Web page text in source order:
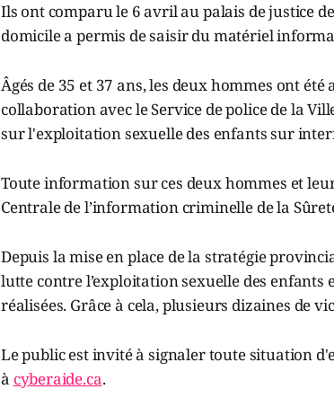
Ils ont comparu le 6 avril au palais de justice
domicile a permis de saisir du matériel
Âgés de 35 et 37 ans, les deux hommes ont
collaboration avec le Service de police de la
sur l'exploitation sexuelle des enfants sur
Toute information sur ces deux hommes et
Centrale de l’information criminelle de la
Depuis la mise en place de la stratégie
lutte contre l’exploitation sexuelle des enfants
réalisées. Grâce à cela, plusieurs dizaines de
Le public est invité à signaler toute situation
à cyberaide.ca.